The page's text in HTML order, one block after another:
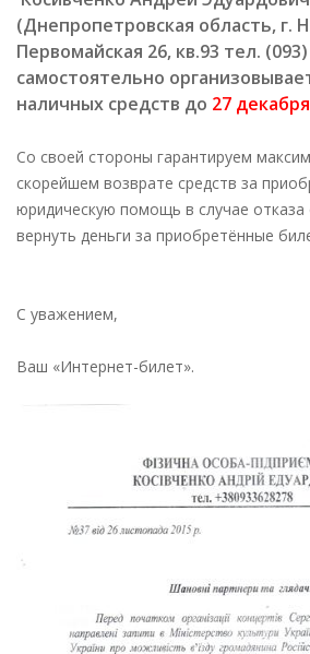
(Днепропетровская область, г.
Первомайская 26, кв.93 тел.
самостоятельно
наличных средств до 27
Со своей стороны гарантируем
скорейшем возврате средств за
юридическую помощь в случае отказа
вернуть деньги за приобретённые
С уважением,
Ваш «Интернет-билет».